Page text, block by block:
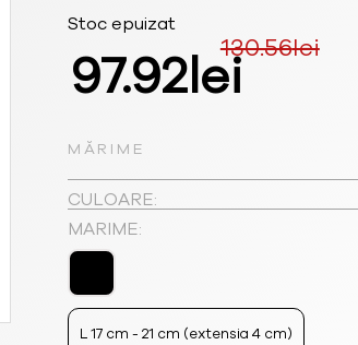
130.56lei
Prețul
inițial
a
fost:
130.56lei.
97.92leiPrețul
este:
MĂRIME
CULOARE:
MARIME:
L 17 cm - 21 cm (extensia 4 cm)
Stoc epuizat